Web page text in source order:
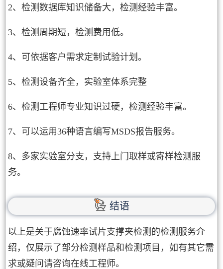
2、检测数据库知识储备大，检测经验丰富。
3、检测周期短，检测费用低。
4、可依据客户需求定制试验计划。
5、检测设备齐全，实验室体系完整
6、检测工程师专业知识过硬，检测经验丰富。
7、可以运用36种语言编写MSDS报告服务。
8、多家实验室分支，支持上门取样或寄样检测服
务。
结语
以上是关于腐蚀速率试片支撑夹检测的检测服务介
绍，仅展示了部分检测样品和检测项目，如有其它需
求或疑问请咨询在线工程师。